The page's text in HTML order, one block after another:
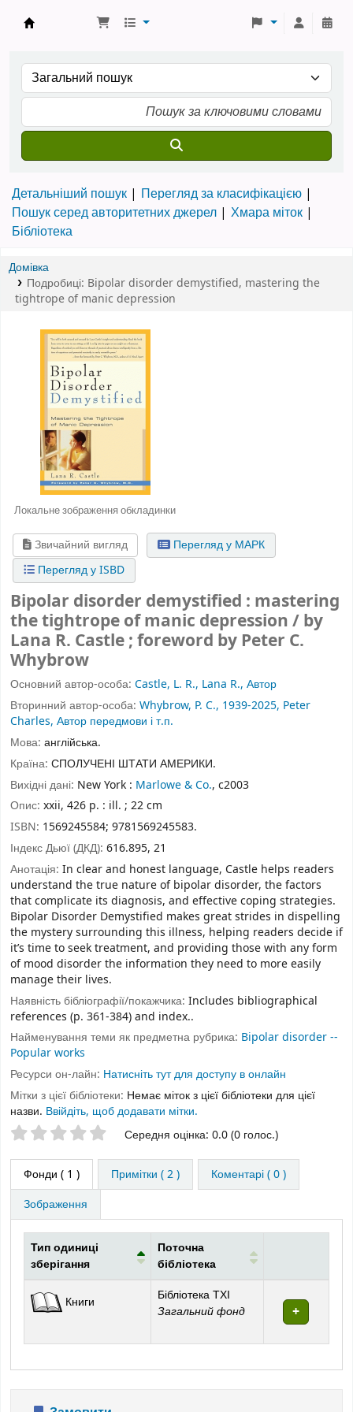
Детальніший пошук
Перегляд за класифікацією
Пошук серед авторитетних джерел
Хмара міток
Бібліотека
Домівка
Подробиці: Bipolar disorder demystified, mastering the
tightrope of manic depression
Локальне зображення обкладинки
Звичайний вигляд
Перегляд у МАРК
Перегляд у ISBD
Bipolar disorder demystified : mastering
the tightrope of manic depression / by
Lana R. Castle ; foreword by Peter C.
Whybrow
Основний автор-особа: Castle, L. R., Lana R., Автор
Вторинний автор-особа: Whybrow, P. C., 1939-2025, Peter
Charles, Автор передмови і т.п.
Мова: англійська.
Країна: СПОЛУЧЕНІ ШТАТИ АМЕРИКИ.
Вихідні дані: New York : Marlowe & Co., c2003
Опис: xxii, 426 p. : ill. ; 22 cm
ISBN: 1569245584; 9781569245583.
Індекс Дьюї (ДКД): 616.895, 21
Анотація: In clear and honest language, Castle helps readers
understand the true nature of bipolar disorder, the factors
that complicate its diagnosis, and effective coping strategies.
Bipolar Disorder Demystified makes great strides in dispelling
the mystery surrounding this illness, helping readers decide if
it’s time to seek treatment, and providing those with any form
of mood disorder the information they need to more easily
manage their lives.
Наявність бібліографії/покажчика: Includes bibliographical
references (p. 361-384) and index..
Найменування теми як предметна рубрика: Bipolar disorder --
Popular works
Ресурси он-лайн: Натисніть тут для доступу в онлайн
Мітки з цієї бібліотеки: Немає міток з цієї бібліотеки для цієї
назви. Ввійдіть, щоб додавати мітки.
Оцінки зірочкамиСередня оцінка: 0.0 (0 голос.)
Фонди ( 1 ) Примітки ( 2 )
Коментарі ( 0 )
Зображення
Тип одиниці
зберігання
Поточна
бібліотека
Книги Бібліотека ТХІ
Загальний фонд